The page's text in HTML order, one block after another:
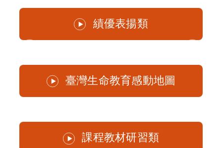
績優表揚類
臺灣生命教育感動地圖
課程教材研習類